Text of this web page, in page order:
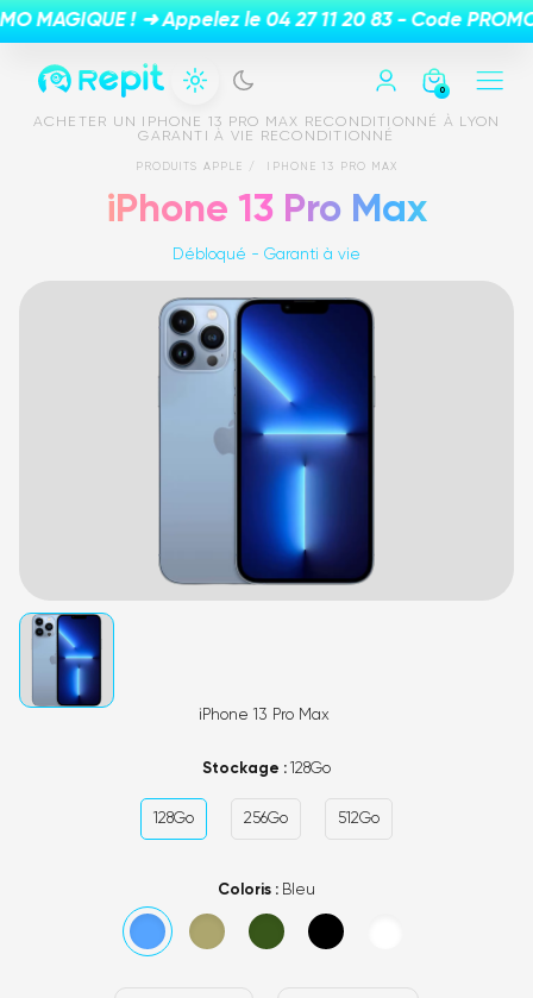
0
ACHETER UN IPHONE 13 PRO MAX RECONDITIONNÉ À LYON
GARANTI À VIE RECONDITIONNÉ
PRODUITS APPLE IPHONE 13 PRO MAX
iPhone 13 Pro Max
Débloqué - Garanti à vie
iPhone 13 Pro Max
Stockage : 128Go
128Go 256Go 512Go
Coloris : Bleu